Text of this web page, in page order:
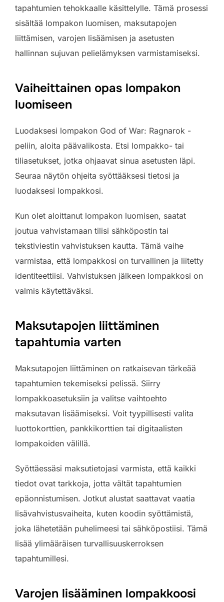
tapahtumien tehokkaalle käsittelylle. Tämä prosessi
sisältää lompakon luomisen, maksutapojen
liittämisen, varojen lisäämisen ja asetusten
hallinnan sujuvan pelielämyksen varmistamiseksi.
Vaiheittainen opas lompakon
luomiseen
Luodaksesi lompakon God of War: Ragnarok -
peliin, aloita päävalikosta. Etsi lompakko- tai
tiliasetukset, jotka ohjaavat sinua asetusten läpi.
Seuraa näytön ohjeita syöttääksesi tietosi ja
luodaksesi lompakkosi.
Kun olet aloittanut lompakon luomisen, saatat
joutua vahvistamaan tilisi sähköpostin tai
tekstiviestin vahvistuksen kautta. Tämä vaihe
varmistaa, että lompakkosi on turvallinen ja liitetty
identiteettiisi. Vahvistuksen jälkeen lompakkosi on
valmis käytettäväksi.
Maksutapojen liittäminen
tapahtumia varten
Maksutapojen liittäminen on ratkaisevan tärkeää
tapahtumien tekemiseksi pelissä. Siirry
lompakkoasetuksiin ja valitse vaihtoehto
maksutavan lisäämiseksi. Voit tyypillisesti valita
luottokorttien, pankkikorttien tai digitaalisten
lompakoiden välillä.
Syöttäessäsi maksutietojasi varmista, että kaikki
tiedot ovat tarkkoja, jotta vältät tapahtumien
epäonnistumisen. Jotkut alustat saattavat vaatia
lisävahvistusvaiheita, kuten koodin syöttämistä,
joka lähetetään puhelimeesi tai sähköpostiisi. Tämä
lisää ylimääräisen turvallisuuskerroksen
tapahtumillesi.
Varojen lisääminen lompakkoosi